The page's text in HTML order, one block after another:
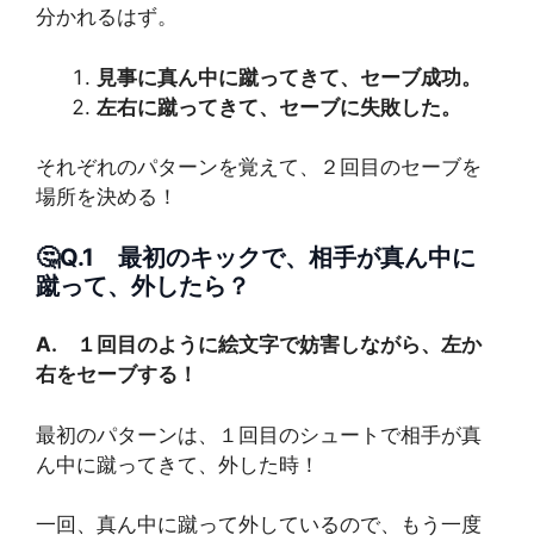
分かれるはず。
見事に真ん中に蹴ってきて、セーブ成功。
左右に蹴ってきて、セーブに失敗した。
それぞれのパターンを覚えて、２回目のセーブを
場所を決める！
🤔Q.1 最初のキックで、相手が真ん中に
蹴って、外したら？
A. １回目のように絵文字で妨害しながら、左か
右をセーブする！
最初のパターンは、１回目のシュートで相手が真
ん中に蹴ってきて、外した時！
一回、真ん中に蹴って外しているので、もう一度